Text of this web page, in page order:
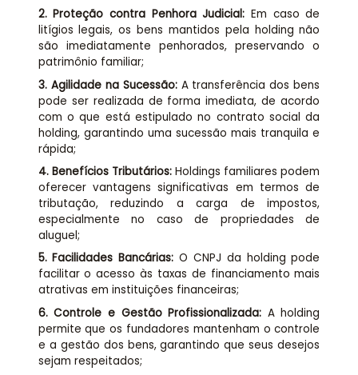
2.Proteção contra Penhora Judicial:Em caso de
litígios legais, os bens mantidos pela holding não
são imediatamente penhorados, preservando o
patrimônio familiar;
3. Agilidade na Sucessão: A transferência dos bens
pode ser realizada de forma imediata, de acordo
com o que está estipulado no contrato social da
holding, garantindo uma sucessão mais tranquila e
rápida;
4. Benefícios Tributários:Holdings familiares podem
oferecer vantagens significativas em termos de
tributação, reduzindo a carga de impostos,
especialmente no caso de propriedades de
aluguel;
5.Facilidades Bancárias: O CNPJ da holding pode
facilitar o acesso às taxas de financiamento mais
atrativas em instituições financeiras;
6.Controle e Gestão Profissionalizada: A holding
permite que os fundadores mantenham o controle
e a gestão dos bens, garantindo que seus desejos
sejam respeitados;